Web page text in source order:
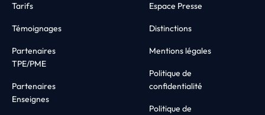
Tarifs
Témoignages
Partenaires
TPE/PME
Partenaires
Enseignes
Espace Presse
Distinctions
Mentions légales
Politique de
confidentialité
Politique de